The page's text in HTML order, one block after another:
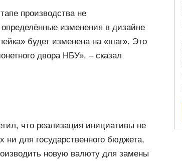
производства не
изменения в дизайне
будет изменена на «шаг». Это
двора НБУ», – сказал
что реализация инициативы не
ни для государственного бюджета,
новую валюту для замены